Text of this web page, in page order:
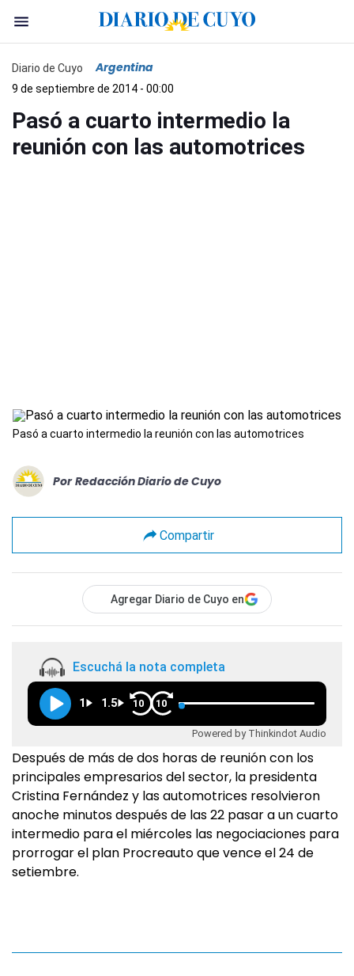
Diario de Cuyo Argentina
9 de septiembre de 2014 - 00:00
Pasó a cuarto intermedio la
reunión con las automotrices
Pasó a cuarto intermedio la reunión con las automotrices
Por Redacción Diario de Cuyo
Compartir
Agregar Diario de Cuyo en
Escuchá la nota completa
1 1.5 10 10
Powered by Thinkindot Audio
Después de más de dos horas de reunión con los
principales empresarios del sector, la presidenta
Cristina Fernández y las automotrices resolvieron
anoche minutos después de las 22 pasar a un cuarto
intermedio para el miércoles las negociaciones para
prorrogar el plan Procreauto que vence el 24 de
setiembre.